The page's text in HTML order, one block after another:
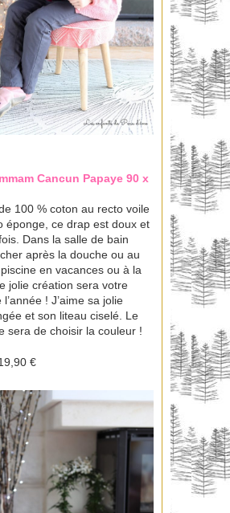
Cancun Papaye 90 x
100 % coton au recto voile
éponge, ce drap est doux et
Dans la salle de bain
après la douche ou au
en vacances ou à la
jolie création sera votre
! J’aime sa jolie
et son liteau ciselé. Le
sera de choisir la couleur !
€